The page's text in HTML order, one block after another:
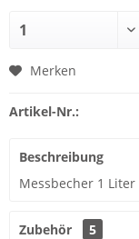
Merken
Artikel-Nr.:
Beschreibung
Messbecher 1
Zubehör 5